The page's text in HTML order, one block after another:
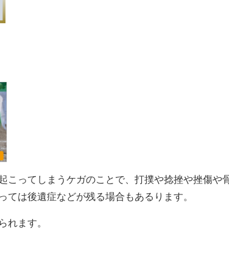
こってしまうケガのことで、打撲や捻挫や挫傷や
は後遺症などが残る場合もあるります。
れます。